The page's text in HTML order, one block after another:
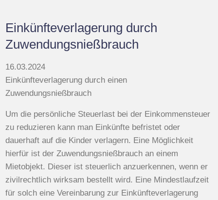
Einkünfteverlagerung durch
Zuwendungsnießbrauch
16.03.2024
Einkünfteverlagerung durch einen
Zuwendungsnießbrauch
Um die persönliche Steuerlast bei der Einkommensteuer
zu reduzieren kann man Einkünfte befristet oder
dauerhaft auf die Kinder verlagern. Eine Möglichkeit
hierfür ist der Zuwendungsnießbrauch an einem
Mietobjekt. Dieser ist steuerlich anzuerkennen, wenn er
zivilrechtlich wirksam bestellt wird. Eine Mindestlaufzeit
für solch eine Vereinbarung zur Einkünfteverlagerung